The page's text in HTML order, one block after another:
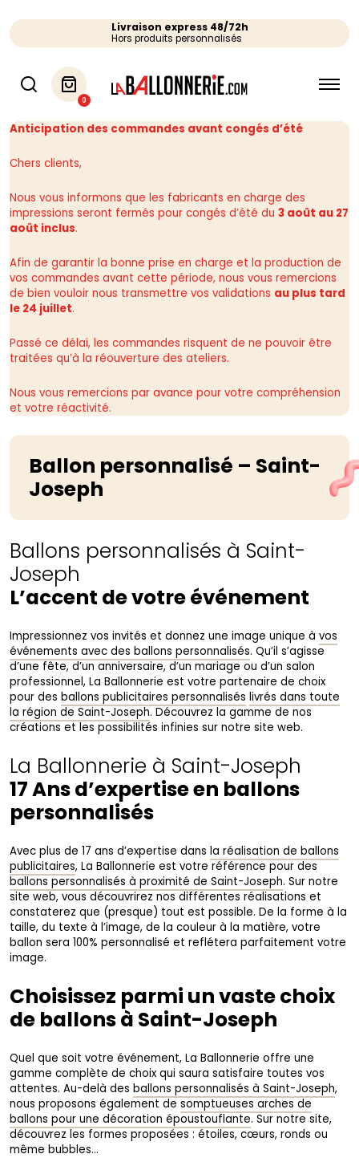
Livraison express 48/72h
Hors produits personnalisés
0
Anticipation des commandes avant congés d’été
Chers clients,
Nous vous informons que les fabricants en charge des
impressions seront fermés pour congés d’été du 3 août au 27
août inclus.
Afin de garantir la bonne prise en charge et la production de
vos commandes avant cette période, nous vous remercions
de bien vouloir nous transmettre vos validations au plus tard
le 24 juillet.
Passé ce délai, les commandes risquent de ne pouvoir être
traitées qu’à la réouverture des ateliers.
Nous vous remercions par avance pour votre compréhension
et votre réactivité.
Ballon personnalisé – Saint-
Joseph
Ballons personnalisés à Saint-
Joseph
L’accent de votre événement
Impressionnez vos invités et donnez une image unique à vos
événements avec des ballons personnalisés. Qu’il s’agisse
d’une fête, d’un anniversaire, d’un mariage ou d’un salon
professionnel, La Ballonnerie est votre partenaire de choix
pour des ballons publicitaires personnalisés livrés dans toute
la région de Saint-Joseph. Découvrez la gamme de nos
créations et les possibilités infinies sur notre site web.
La Ballonnerie à Saint-Joseph
17 Ans d’expertise en ballons
personnalisés
Avec plus de 17 ans d’expertise dans la réalisation de ballons
publicitaires, La Ballonnerie est votre référence pour des
ballons personnalisés à proximité de Saint-Joseph. Sur notre
site web, vous découvrirez nos différentes réalisations et
constaterez que (presque) tout est possible. De la forme à la
taille, du texte à l’image, de la couleur à la matière, votre
ballon sera 100% personnalisé et reflétera parfaitement votre
image.
Choisissez parmi un vaste choix
de ballons à Saint-Joseph
Quel que soit votre événement, La Ballonnerie offre une
gamme complète de choix qui saura satisfaire toutes vos
attentes. Au-delà des ballons personnalisés à Saint-Joseph,
nous proposons également de somptueuses arches de
ballons pour une décoration époustouflante. Sur notre site,
découvrez les formes proposées : étoiles, cœurs, ronds ou
même bubbles…